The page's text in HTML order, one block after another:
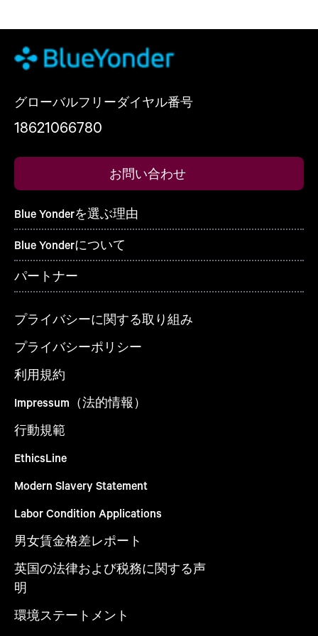
グローバルフリーダイヤル番号
18621066780
お問い合わせ
Blue Yonderを選ぶ理由
Blue Yonderについて
パートナー
プライバシーに関する取り組み
プライバシーポリシー
利用規約
Impressum（法的情報）
行動規範
EthicsLine
Modern Slavery Statement
Labor Condition Applications
男女賃金格差レポート
英国の法律および税務に関する声
明
環境ステートメント